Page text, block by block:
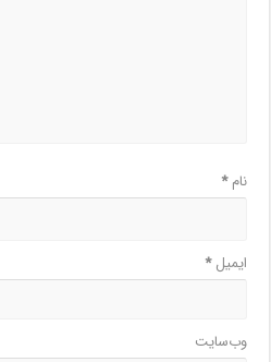
نام*
ایمیل*
وب‌سایت